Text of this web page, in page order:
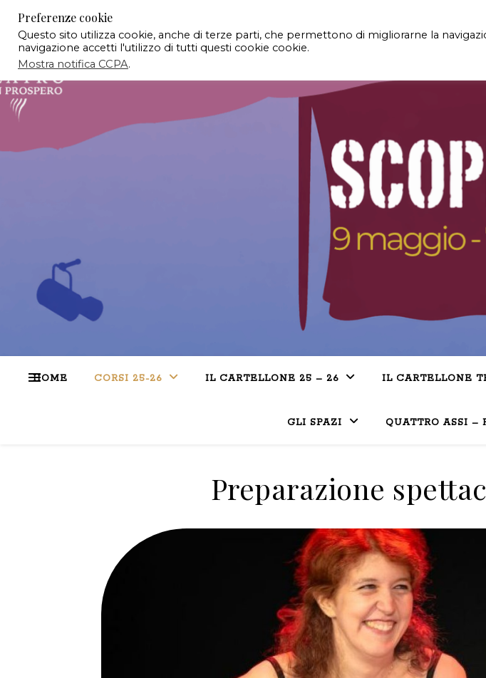
HOME CORSI 25-26 IL CARTELLONE 25 – 26 IL CARTELLONE
GLI SPAZI QUATTRO ASSI –
Preparazione
Preferenze cookie
Questo sito utilizza cookie, anche di terze parti, che permettono di migliorarne la
navigazione accetti l'utilizzo di tutti questi cookie cookie.
Mostra notifica CCPA.